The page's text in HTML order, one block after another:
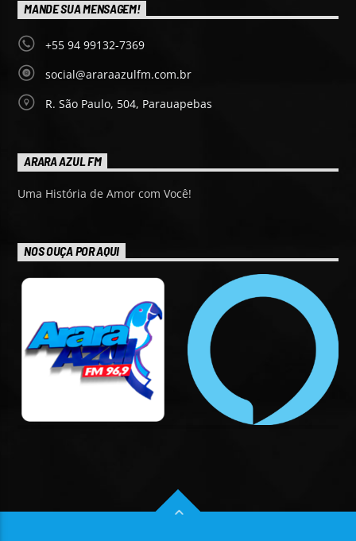
MANDE SUA MENSAGEM!
+55 94 99132-7369
social@araraazulfm.com.br
R. São Paulo, 504, Parauapebas
ARARA AZUL FM
Uma História de Amor com Você!
NOS OUÇA POR AQUI